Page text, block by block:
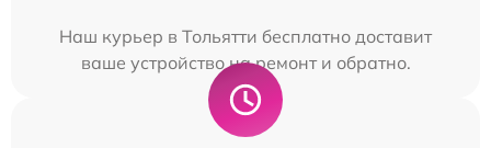
Наш курьер в Тольятти бесплатно доставит
ваше устройство на ремонт и обратно.